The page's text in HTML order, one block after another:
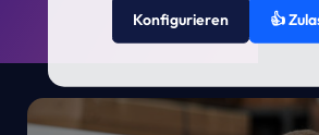
Konfigurieren 👍